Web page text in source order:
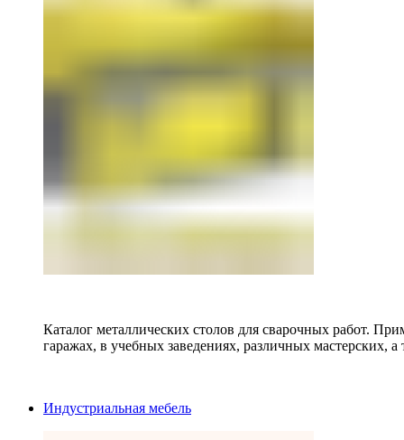
Каталог металлических столов для сварочных работ.
гаражах, в учебных заведениях, различных мастерских, а
Индустриальная мебель